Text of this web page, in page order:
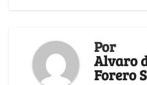
Por
Alvaro
Forero